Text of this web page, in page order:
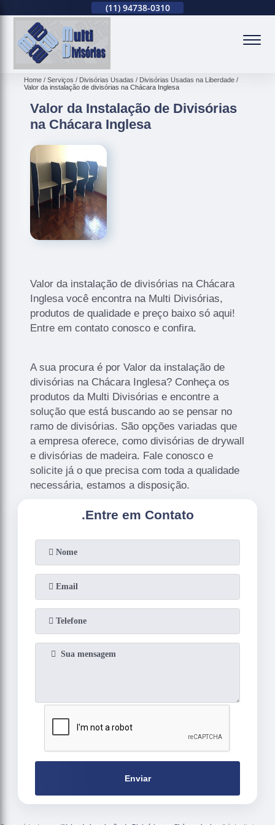
(11) 94738-0310
Home Serviços Divisórias Usadas
Divisórias Usadas na Liberdade
Valor da instalação de divisórias na Chácara Inglesa
Valor da Instalação de Divisórias
na Chácara Inglesa
Valor da instalação de divisórias na Chácara
Inglesa você encontra na Multi Divisórias,
produtos de qualidade e preço baixo só aqui!
Entre em contato conosco e confira.
A sua procura é por Valor da instalação de
divisórias na Chácara Inglesa? Conheça os
produtos da Multi Divisórias e encontre a
solução que está buscando ao se pensar no
ramo de divisórias. São opções variadas que
a empresa oferece, como divisórias de drywall
e divisórias de madeira. Fale conosco e
solicite já o que precisa com toda a qualidade
necessária, estamos a disposição.
.Entre em Contato
Enviar